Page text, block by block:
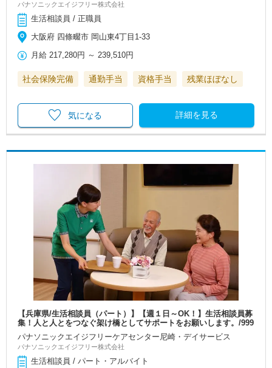
パナソニックエイジフリー株式会社
生活相談員 / 正職員
大阪府 四條畷市 岡山東4丁目1-33
月給 217,280円 ～239,510円
社会保険完備 通勤手当 資格手当 残業ほぼなし
詳細を見る
気になる
【兵庫県/生活相談員（パート）】【週１日～OK！】生活相談員募
集！人と人とをつなぐ架け橋としてサポートをお願いします。/999
パナソニックエイジフリーケアセンター尼崎・デイサービス
パナソニックエイジフリー株式会社
生活相談員 / パート・アルバイト